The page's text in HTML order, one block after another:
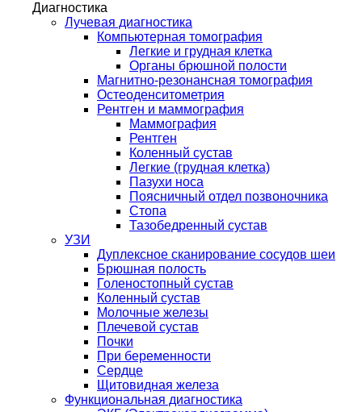
Диагностика
Лучевая диагностика
Компьютерная томография
Легкие и грудная клетка
Органы брюшной полости
Магнитно-резонансная томография
Остеоденситометрия
Рентген и маммография
Маммография
Рентген
Коленный сустав
Легкие (грудная клетка)
Пазухи носа
Поясничный отдел позвоночника
Стопа
Тазобедренный сустав
УЗИ
Дуплексное сканирование сосудов шеи
Брюшная полость
Голеностопный сустав
Коленный сустав
Молочные железы
Плечевой сустав
Почки
При беременности
Сердце
Щитовидная железа
Функциональная диагностика